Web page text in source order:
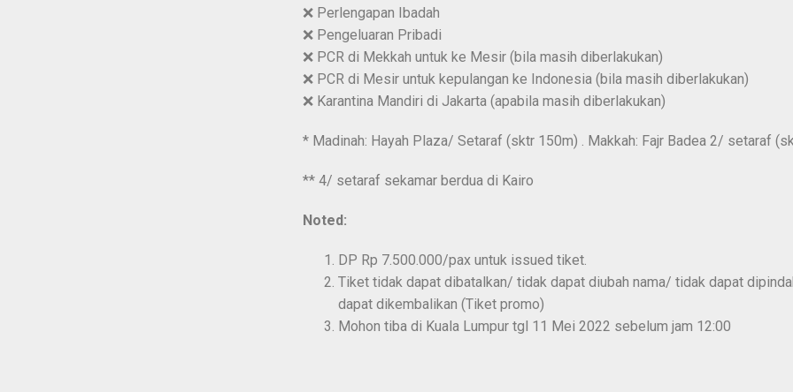
❌ Perlengapan Ibadah
❌ Pengeluaran Pribadi
❌ PCR di Mekkah untuk ke Mesir (bila masih diberlakukan)
❌ PCR di Mesir untuk kepulangan ke Indonesia (bila masih diberlakukan)
❌ Karantina Mandiri di Jakarta (apabila masih diberlakukan)
* Madinah: Hayah Plaza/ Setaraf (sktr 150m) . Makkah: Fajr Badea 2/ setaraf
** 4/ setaraf sekamar berdua di Kairo
Noted:
DP Rp 7.500.000/pax untuk issued tiket.
Tiket tidak dapat dibatalkan/ tidak dapat diubah nama/ tidak dapat
dapat dikembalikan (Tiket promo)
Mohon tiba di Kuala Lumpur tgl 11 Mei 2022 sebelum jam 12:00